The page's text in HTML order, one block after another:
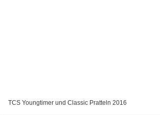
TCS Youngtimer und Classic Pratteln 2016